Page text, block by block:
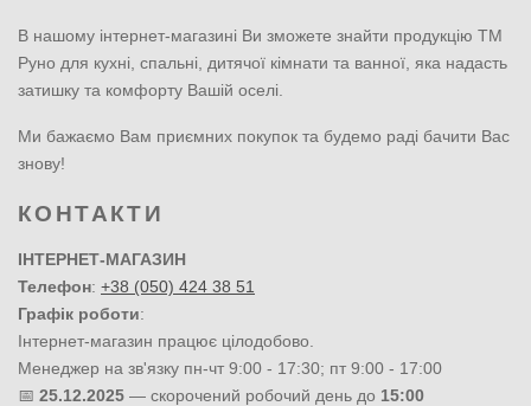
В нашому інтернет-магазині Ви зможете знайти продукцію ТМ
Руно для кухні, спальні, дитячої кімнати та ванної, яка надасть
затишку та комфорту Вашій оселі.
Ми бажаємо Вам приємних покупок та будемо раді бачити Вас
знову!
КОНТАКТИ
ІНТЕРНЕТ-МАГАЗИН
Телефон: +38 (050) 424 38 51
Графік роботи:
Інтернет-магазин працює цілодобово.
Менеджер на зв'язку пн-чт 9:00 - 17:30; пт 9:00 - 17:00
📅 25.12.2025 — скорочений робочий день до 15:00